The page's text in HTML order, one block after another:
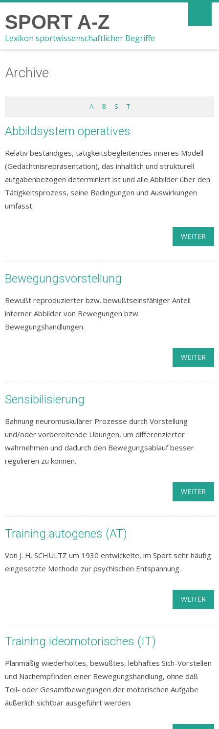
SPORT A-Z
Lexikon sportwissenschaftlicher Begriffe
Archive
A B S T
Abbildsystem operatives
Relativ beständiges, tätigkeitsbegleitendes inneres Modell
(Gedächtnisrepräsentation), das inhaltlich und strukturell
aufgabenbezogen determiniert ist und alle Abbilder über den
Tätigkeitsprozess, seine Bedingungen und Auswirkungen
umfasst.
WEITER
Bewegungsvorstellung
Bewußt reproduzierter bzw. bewußtseinsfähiger Anteil
interner Abbilder von Bewegungen bzw.
Bewegungshandlungen.
WEITER
Sensibilisierung
Bahnung neuromuskulärer Prozesse durch Vorstellung
und/oder vorbereitende Übungen, um differenzierter
wahrnehmen und dadurch den Bewegungsablauf besser
regulieren zu können.
WEITER
Training autogenes (AT)
Von J. H. SCHULTZ um 1930 entwickelte, im Sport sehr häufig
eingesetzte Methode zur psychischen Entspannung.
WEITER
Training ideomotorisches (IT)
Planmäßig wiederholtes, bewußtes, lebhaftes Sich-Vorstellen
und Nachempfinden einer Bewegungshandlung, ohne daß
Teil- oder Gesamtbewegungen der motorischen Aufgabe
äußerlich sichtbar ausgeführt werden.